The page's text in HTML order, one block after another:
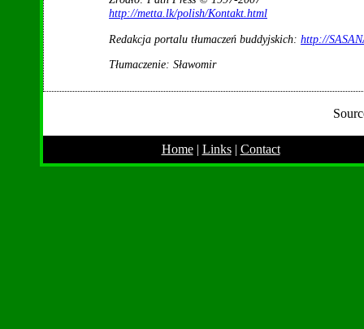
http://metta.lk/polish/Kontakt.html
Redakcja portalu tłumaczeń buddyjskich: http://
Tłumaczenie: Sławomir
Home| Links| Contact